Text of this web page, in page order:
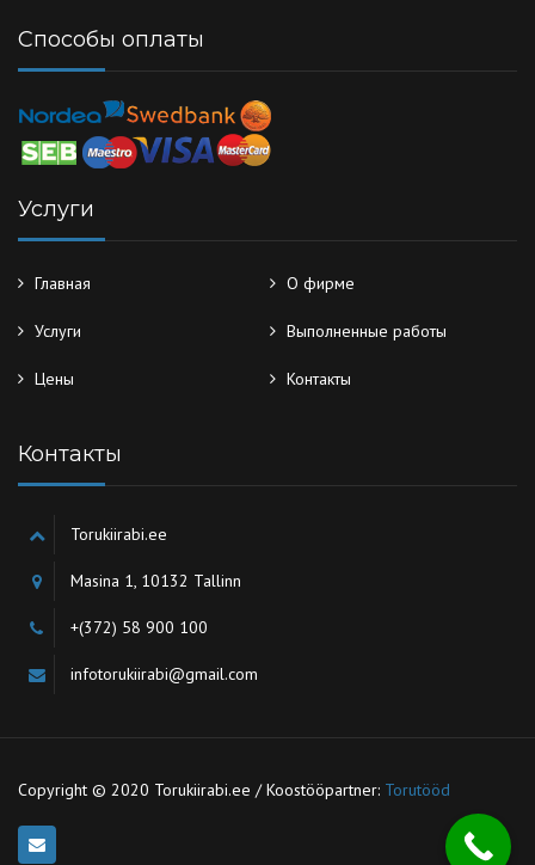
Способы оплаты
Услуги
Главная О фирме
Услуги Выполненные работы
Цены Контакты
Контакты
Torukiirabi.ee
Masina 1, 10132 Tallinn
+(372) 58 900 100
infotorukiirabi@gmail.com
Copyright © 2020 Torukiirabi.ee / Koostööpartner: Torutööd